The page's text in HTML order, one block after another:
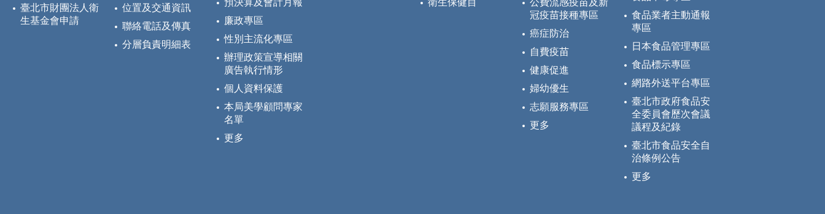
臺北市財團法人衛
生基金會申請
位置及交通資訊
聯絡電話及傳真
分層負責明細表
預決算及會計月報
廉政專區
性別主流化專區
辦理政策宣導相關
廣告執行情形
個人資料保護
本局美學顧問專家
名單
更多
衛生保健目
公費流感疫苗及新
冠疫苗接種專區
癌症防治
自費疫苗
健康促進
婦幼優生
志願服務專區
更多
食品業者主動通報
專區
日本食品管理專區
食品標示專區
網路外送平台專區
臺北市政府食品安
全委員會歷次會議
議程及紀錄
臺北市食品安全自
治條例公告
更多